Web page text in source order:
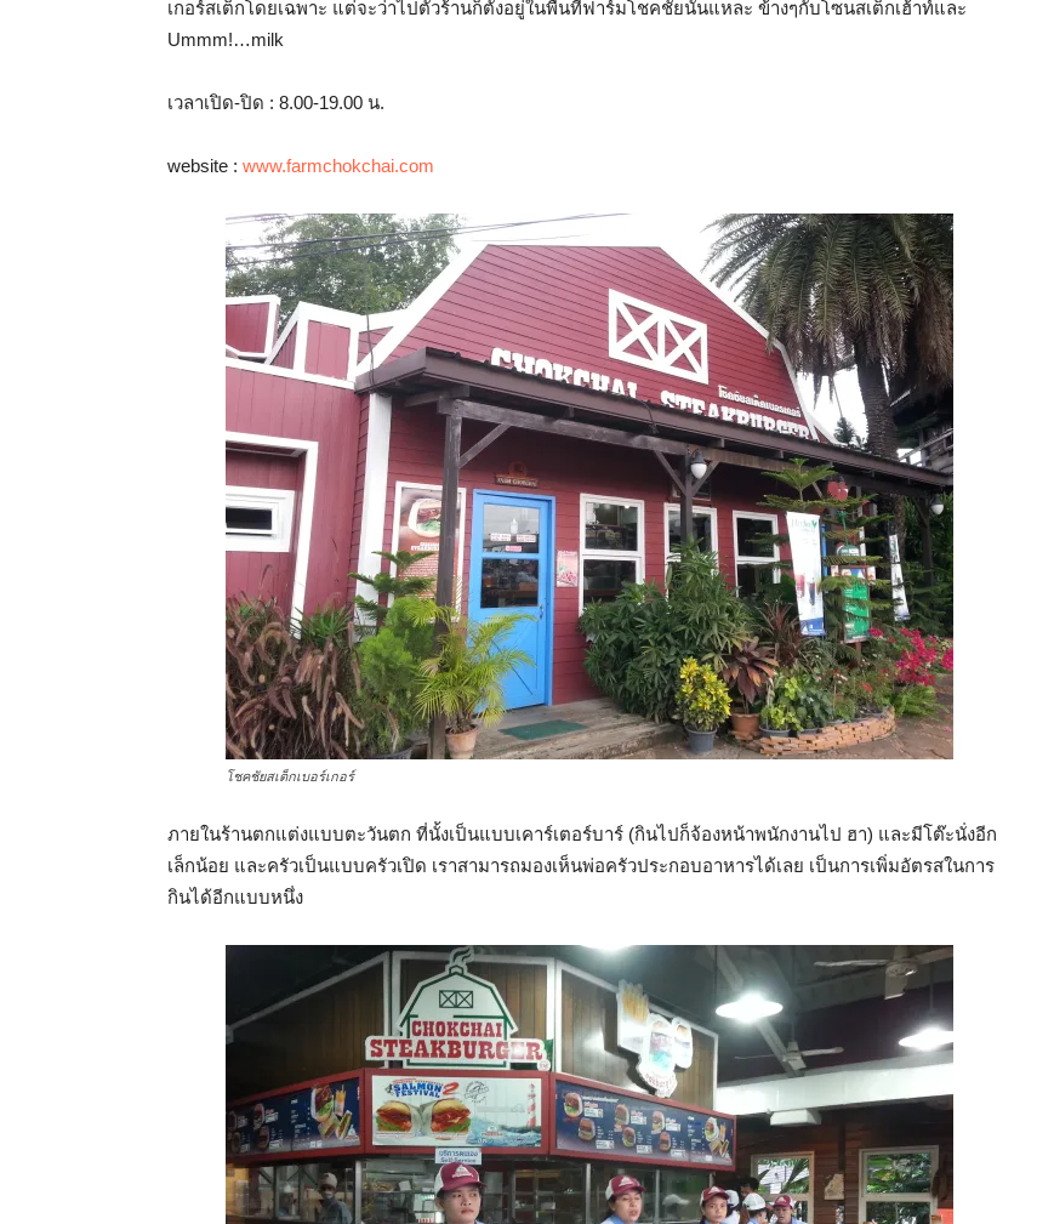
เกอร์สเต็กโดยเฉพาะ แต่จะว่าไปตัวร้านก็ตั้งอยู่ในพื้นที่ฟาร์มโชคชัยนั้นแหละ ข้างๆกับโซนสเต็กเฮ้าท์และ
Ummm!…milk
เวลาเปิด-ปิด : 8.00-19.00 น.
website : www.farmchokchai.com
โชคชัยสเต็กเบอร์เกอร์
ภายในร้านตกแต่งแบบตะวันตก ที่นั้งเป็นแบบเคาร์เตอร์บาร์ (กินไปก็จ้องหน้าพนักงานไป ฮา) และมีโต๊ะนั่งอีก
เล็กน้อย และครัวเป็นแบบครัวเปิด เราสามารถมองเห็นพ่อครัวประกอบอาหารได้เลย เป็นการเพิ่มอัตรสในการ
กินได้อีกแบบหนึ่ง